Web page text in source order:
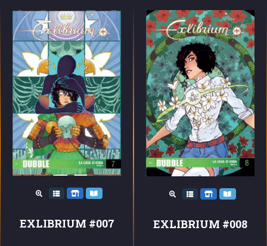
EXLIBRIUM #007 EXLIBRIUM #008